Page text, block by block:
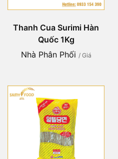
Thanh Cua Surimi Hàn
Quốc 1Kg
Nhà Phân Phối / Giá